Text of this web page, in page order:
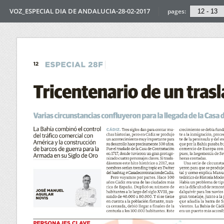
VOZ_ESPECIAL DIA DE ANDALUCIA-28-02-2017 pages: